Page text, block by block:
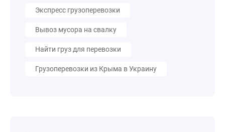
Экспресс грузоперевозки
Вывоз мусора на свалку
Найти груз для перевозки
Грузоперевозки из Крыма в Украину